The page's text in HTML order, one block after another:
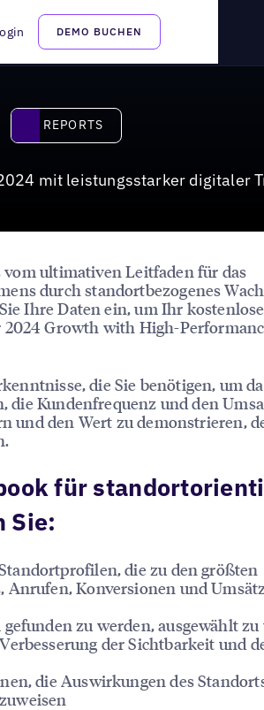
DEMO BUCHEN
Reports
REPORTS
mit leistungsstarker digitaler
ultimativen Leitfaden für das
durch standortbezogenes
Ihre Daten ein, um Ihr
2024 Growth with High-
die Sie benötigen, um
die Kundenfrequenz und den
und den Wert zu demonstrieren,
für
Sie:
die zu den größten
Anrufen, Konversionen und
zu werden, ausgewählt zu
der Sichtbarkeit und
die Auswirkungen des